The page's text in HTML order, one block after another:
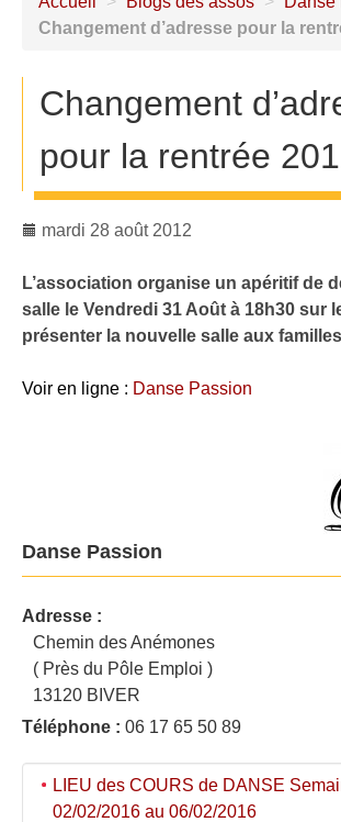
Changement d’adresse pour la
Changement
pour la rentrée
mardi 28 août 2012
L’association organise un apéritif de
salle le Vendredi 31 Août à 18h30 sur
présenter la nouvelle salle aux familles
Voir en ligne : Danse Passion
Danse Passion
Adresse :
Chemin des Anémones
( Près du Pôle Emploi )
13120 BIVER
Téléphone : 06 17 65 50 89
LIEU des COURS de DANSE
02/02/2016 au 06/02/2016